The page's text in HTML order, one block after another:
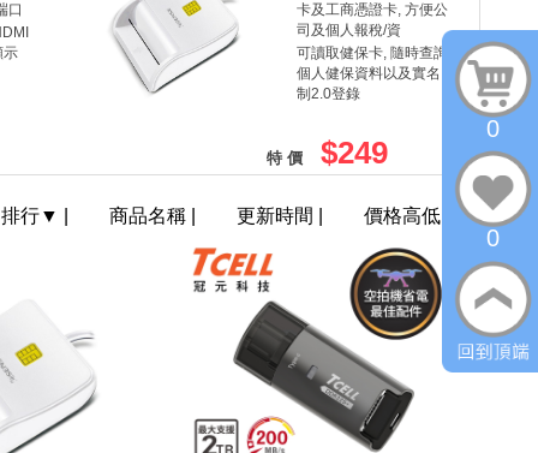
口
示
卡及工商憑證卡, 方便公
司及個人報稅/資
可讀取健保卡, 隨時查詢
個人健保資料以及實名
制2.0登錄
特 價 $249
行▼ 商品名稱 更新時間 價格高低
0
0